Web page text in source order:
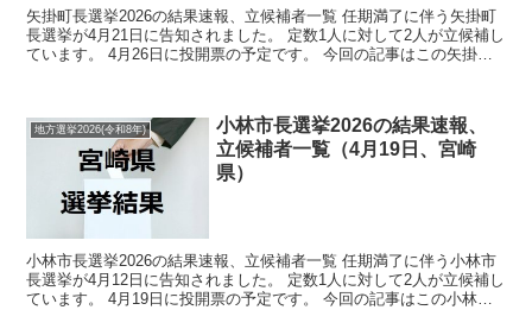
矢掛町長選挙2026の結果速報、立候補者一覧 任期満了に伴う矢掛町
長選挙が4月21日に告知されました。 定数1人に対して2人が立候補し
ています。 4月26日に投開票の予定です。 今回の記事はこの矢掛町
地方選挙2026(令和8年)
小林市長選挙2026の結果速報、
立候補者一覧（4月19日、宮崎
県）
小林市長選挙2026の結果速報、立候補者一覧 任期満了に伴う小林市
長選挙が4月12日に告知されました。 定数1人に対して2人が立候補し
ています。 4月19日に投開票の予定です。 今回の記事はこの小林市